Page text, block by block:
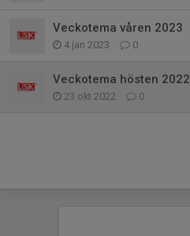
Veckotema våren 2023
4 jan 2023 0
Veckotema hösten 2022
23 okt 2022 0